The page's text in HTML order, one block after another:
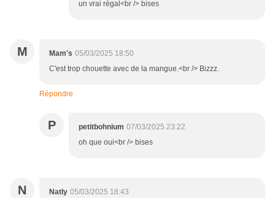
un vrai régal<br /> bises
M Mam's 05/03/2025 18:50
C'est trop chouette avec de la mangue.<br /> Bizzz.
Répondre
P petitbohnium 07/03/2025 23:22
oh que oui<br /> bises
N Natly 05/03/2025 18:43